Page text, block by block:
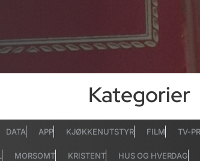
Kategorier
DATA APP KJØKKENUTSTYR FILM TV-
MORSOMT KRISTENT HUS OG HVERDAG